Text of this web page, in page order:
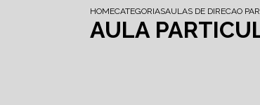
HOMECATEGORIASAULAS DE DIRECAO
AULA